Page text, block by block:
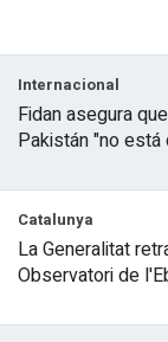
Internacional
Fidan asegura
Pakistán "no está
Catalunya
La Generalitat
Observatori de